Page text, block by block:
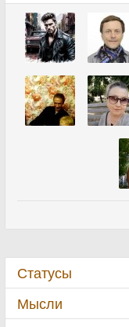
Статусы
Мысли